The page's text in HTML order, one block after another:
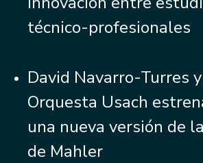
técnico-profesionales
David Navarro-Turres
Orquesta Usach
una nueva versión de
de Mahler